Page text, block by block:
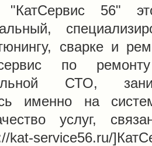
"КатСервис 56"
сварке и
по
СТО,
именно на
услуг,
kat-service56.ru/